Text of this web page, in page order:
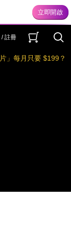
/ 註冊
片」每月只要 $199？